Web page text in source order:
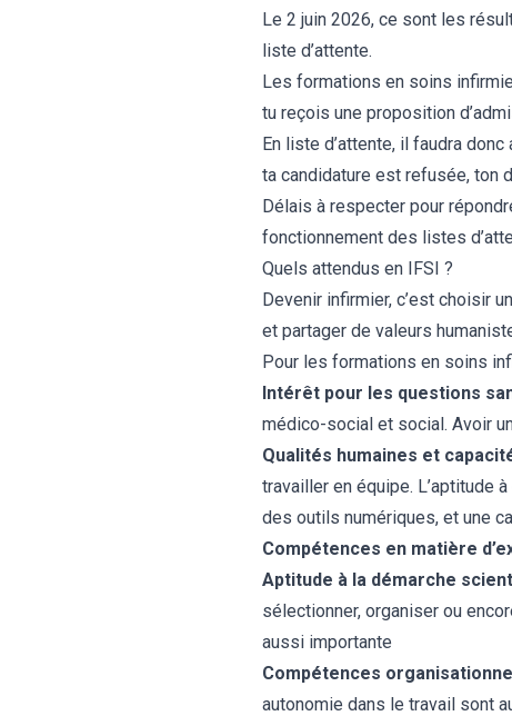
Le 2 juin 2026, ce sont les
liste d’attente.
Les formations en soins
tu reçois une proposition
En liste d’attente, il faudra
ta candidature est refusée, ton
Délais à respecter pour
fonctionnement des listes
Quels attendus en IFSI ?
Devenir infirmier, c’est choisir
et partager de valeurs
Pour les formations en soins
Intérêt pour les questions
médico-social et social. Avoir
Qualités humaines et
travailler en équipe. L’aptitude
des outils numériques, et une
Compétences en matière
Aptitude à la démarche
sélectionner, organiser ou
aussi importante
Compétences
autonomie dans le travail sont